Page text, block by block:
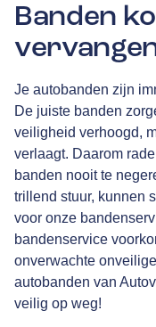
Banden
Je autobanden zijn
De juiste banden
veiligheid verhoogd,
verlaagt. Daarom
banden nooit te
trillend stuur, kunnen
voor onze
bandenservice
onverwachte
autobanden van
veilig op weg!